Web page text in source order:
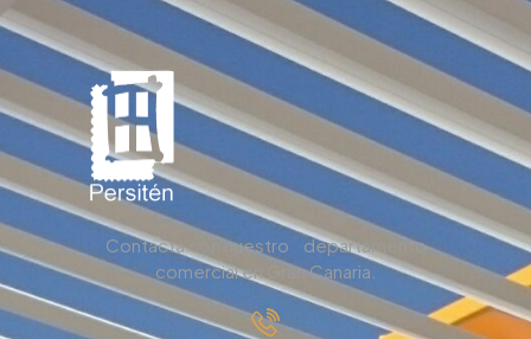
Contacta con nuestro departamento
comercial en Gran Canaria.